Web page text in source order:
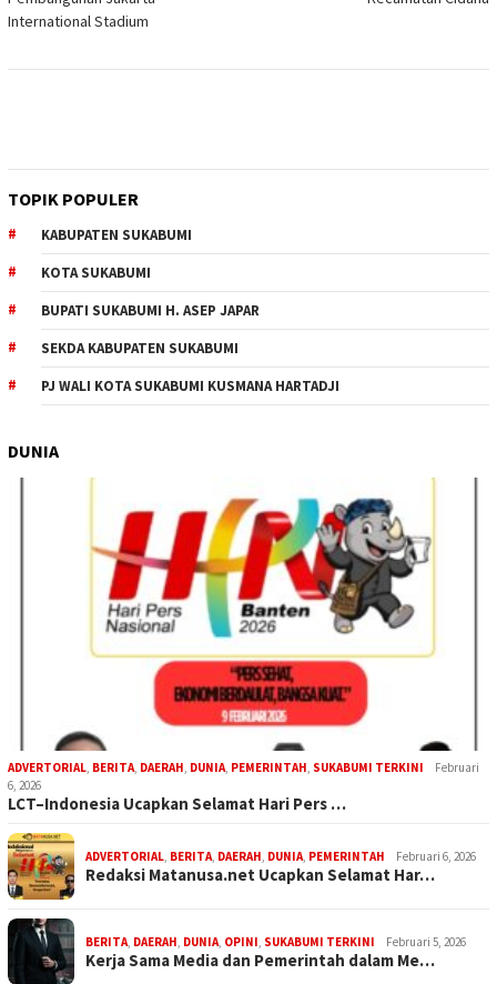
International Stadium
TOPIK POPULER
KABUPATEN SUKABUMI
KOTA SUKABUMI
BUPATI SUKABUMI H. ASEP JAPAR
SEKDA KABUPATEN SUKABUMI
PJ WALI KOTA SUKABUMI KUSMANA HARTADJI
DUNIA
ADVERTORIAL, BERITA, DAERAH, DUNIA, PEMERINTAH, SUKABUMI TERKINI
Februari
6, 2026
LCT–Indonesia Ucapkan Selamat Hari Pers …
ADVERTORIAL, BERITA, DAERAH, DUNIA, PEMERINTAH Februari 6, 2026
Redaksi Matanusa.net Ucapkan Selamat Har…
BERITA, DAERAH, DUNIA, OPINI, SUKABUMI TERKINI Februari 5, 2026
Kerja Sama Media dan Pemerintah dalam Me…